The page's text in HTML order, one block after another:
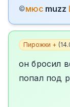
©мюс muzz
Пирожки + (
он бросил
попал под